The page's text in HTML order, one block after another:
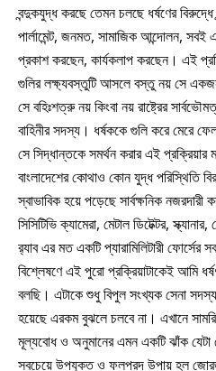
বন্দুকযুদ্ধ করছে তেমন চলছে ধর্ষণের
পার্লামেন্ট, জনমত, সামাজিক আন্দোলন,
প্রকাশ করছেন, কার্যকলাপ করছেন। এই
গুলির লক্ষ্যবস্তুটি আসলে বস্তু নয় সে একজন
সে বহিঃশত্রু নয় কিংবা নয় রাষ্ট্রের
বাহিনীর সদস্য। ধর্ষককে গুলি করে মেরে
সে সিদ্ধান্তকে সমর্থন করার এই
বাংলাদেশের কোথাও কোন যুদ্ধ পরিস্থিতি
স্বাভাবিক হয়ে পড়েছে সার্বক্ষনিক নজরদারী
সিসিটিভি ক্যামেরা, মেটাল ডিটেক্টর,
র‌্যাব এর মত একটি প্যারামিলিটারী
বিশ্লেষণে এই পুরো প্রক্রিয়াটাকেই আমি
বলছি। এটাকে শুধু বিপুল সংখ্যক সেনা
হয়েছে এরকম বুঝলে চলবে না। এখানে
মূল্যবোধ ও অনুমানের এমন একটি ঝাঁক যেটা
সবচেয়ে উপযুক্ত ও ফলপ্রদ উপায় হল